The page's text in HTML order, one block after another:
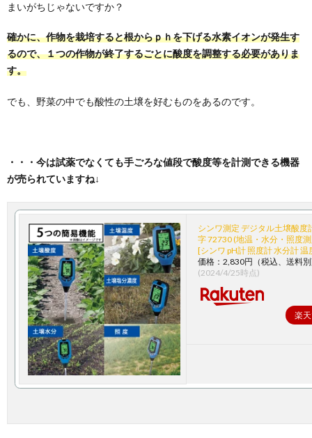
まいがちじゃないですか？
確かに、作物を栽培すると根からｐｈを下げる水素イオンが発生す
るので、１つの作物が終了するごとに酸度を調整する必要がありま
す。
でも、野菜の中でも酸性の土壌を好むものをあるのです。
・・・今は試薬でなくても手ごろな値段で酸度等を計測できる機器
が売られていますね↓
シンワ測定 デジタル土壌酸度
字 72730 (地温・水分・照度
[シンワ pH計 照度計 水分計 温
価格：2,830円（税込、送料
(2024/4/25時点)
楽